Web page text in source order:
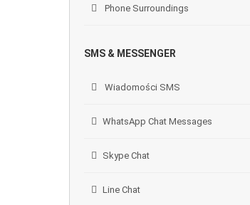
Phone Surroundings
SMS & MESSENGER
Wiadomości SMS
WhatsApp Chat Messages
Skype Chat
Line Chat